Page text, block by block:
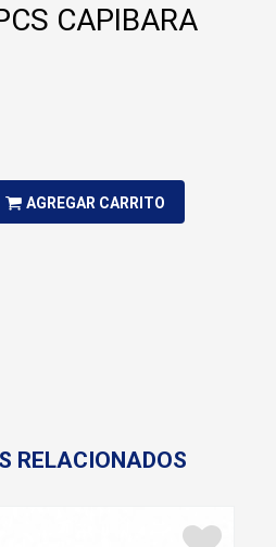
CAPIBARA
AGREGAR CARRITO
RELACIONADOS